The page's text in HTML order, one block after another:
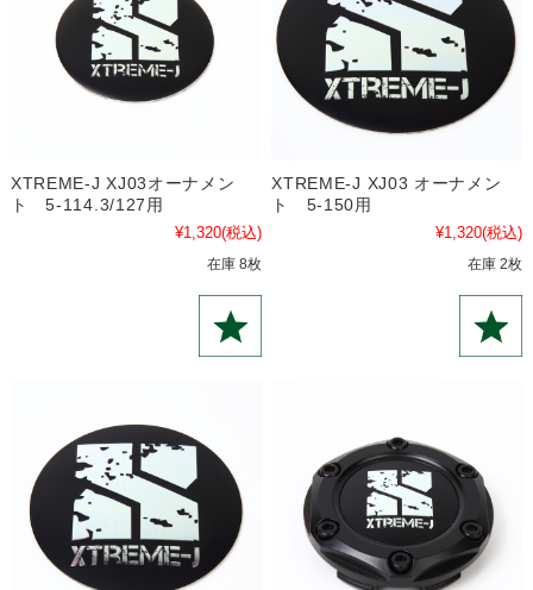
XTREME-J XJ03オーナメン
ト 5-114.3/127用
¥1,320(税込)
在庫 8枚
XTREME-J XJ03 オーナメン
ト 5-150用
¥1,320(税込)
在庫 2枚